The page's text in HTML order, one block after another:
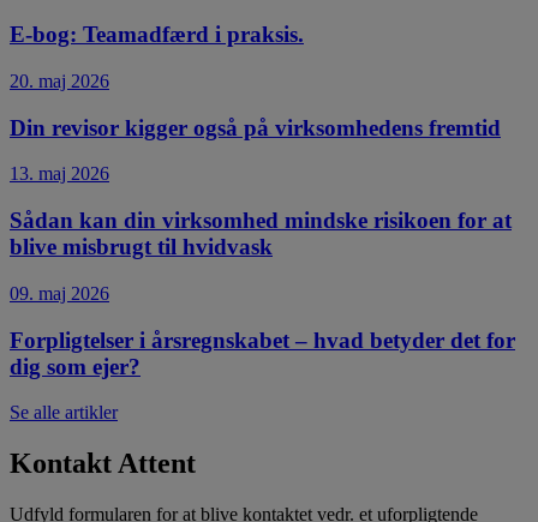
E-bog: Teamadfærd i praksis.
20. maj 2026
Din revisor kigger også på virksomhedens fremtid
13. maj 2026
Sådan kan din virksomhed mindske risikoen for at
blive misbrugt til hvidvask
09. maj 2026
Forpligtelser i årsregnskabet – hvad betyder det for
dig som ejer?
Se alle artikler
Kontakt Attent
Udfyld formularen for at blive kontaktet vedr. et uforpligtende